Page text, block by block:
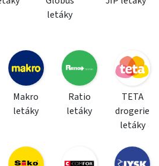
letáky
Makro
letáky
Ratio
letáky
TETA
drogerie
letáky